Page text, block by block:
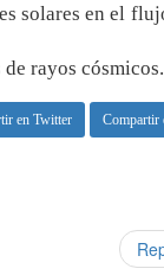
solares en el
rayos cósmicos.
en Twitter Compartir